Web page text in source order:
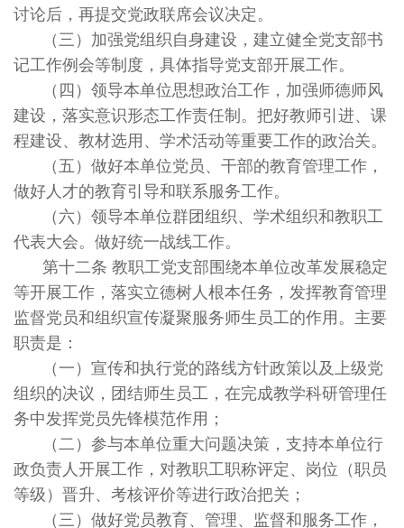
讨论后，再提交党政联席会议决定。
（三）加强党组织自身建设，建立健全党支部书
记工作例会等制度，具体指导党支部开展工作。
（四）领导本单位思想政治工作，加强师德师风
建设，落实意识形态工作责任制。把好教师引进、课
程建设、教材选用、学术活动等重要工作的政治关。
（五）做好本单位党员、干部的教育管理工作，
做好人才的教育引导和联系服务工作。
（六）领导本单位群团组织、学术组织和教职工
代表大会。做好统一战线工作。
第十二条 教职工党支部围绕本单位改革发展稳定
等开展工作，落实立德树人根本任务，发挥教育管理
监督党员和组织宣传凝聚服务师生员工的作用。主要
职责是：
（一）宣传和执行党的路线方针政策以及上级党
组织的决议，团结师生员工，在完成教学科研管理任
务中发挥党员先锋模范作用；
（二）参与本单位重大问题决策，支持本单位行
政负责人开展工作，对教职工职称评定、岗位（职员
等级）晋升、考核评价等进行政治把关；
（三）做好党员教育、管理、监督和服务工作，